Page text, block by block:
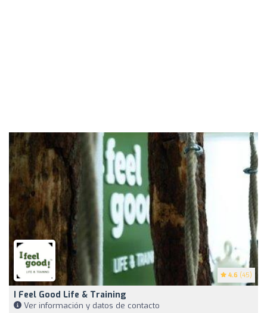
4.6 (45)
I Feel Good Life & Training
Ver información y datos de contacto